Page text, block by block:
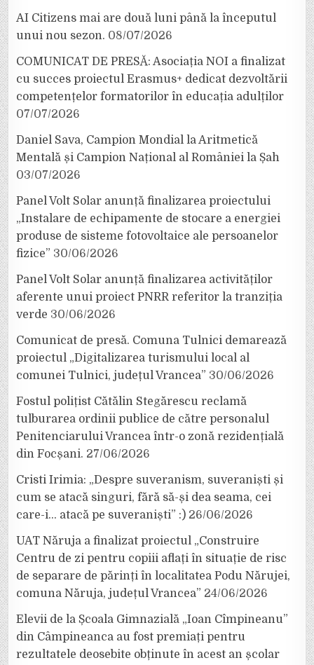
AI Citizens mai are două luni până la începutul
unui nou sezon. 08/07/2026
COMUNICAT DE PRESĂ: Asociația NOI a finalizat
cu succes proiectul Erasmus+ dedicat dezvoltării
competențelor formatorilor în educația adulților
07/07/2026
Daniel Sava, Campion Mondial la Aritmetică
Mentală și Campion Național al României la Șah
03/07/2026
Panel Volt Solar anunță finalizarea proiectului
„Instalare de echipamente de stocare a energiei
produse de sisteme fotovoltaice ale persoanelor
fizice” 30/06/2026
Panel Volt Solar anunță finalizarea activităților
aferente unui proiect PNRR referitor la tranziția
verde 30/06/2026
Comunicat de presă. Comuna Tulnici demarează
proiectul „Digitalizarea turismului local al
comunei Tulnici, județul Vrancea” 30/06/2026
Fostul polițist Cătălin Stegărescu reclamă
tulburarea ordinii publice de către personalul
Penitenciarului Vrancea într-o zonă rezidențială
din Focșani. 27/06/2026
Cristi Irimia: „Despre suveranism, suveraniști și
cum se atacă singuri, fără să-și dea seama, cei
care-i… atacă pe suveraniști” :) 26/06/2026
UAT Năruja a finalizat proiectul „Construire
Centru de zi pentru copiii aflați în situație de risc
de separare de părinți în localitatea Podu Nărujei,
comuna Năruja, județul Vrancea” 24/06/2026
Elevii de la Școala Gimnazială „Ioan Cîmpineanu”
din Câmpineanca au fost premiați pentru
rezultatele deosebite obținute în acest an școlar